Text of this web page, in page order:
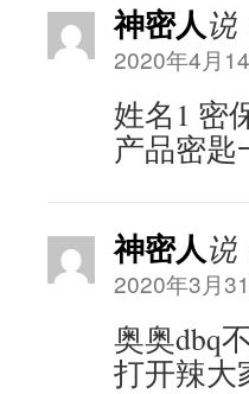
神密人说
2020年4月
姓名1 密
产品密匙
神密人说
2020年3月
奥奥dbq
打开辣大